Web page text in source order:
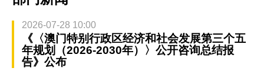
2026-07-28 10:00
《〈澳门特别行政区经济和社会发展第三个五
年规划（2026-2030年）〉公开咨询总结报
告》公布